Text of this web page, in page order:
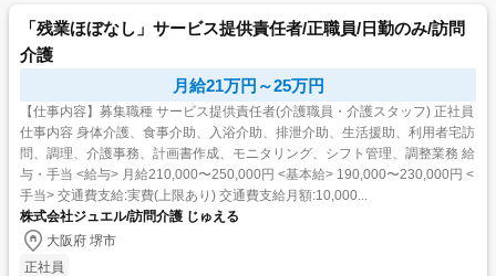
「残業ほぼなし」サービス提供責任者/正職員/日勤のみ/訪問
介護
月給21万円～25万円
【仕事内容】募集職種 サービス提供責任者(介護職員・介護スタッフ) 正社員
仕事内容 身体介護、食事介助、入浴介助、排泄介助、生活援助、利用者宅訪
問、調理、介護事務、計画書作成、モニタリング、シフト管理、調整業務 給
与・手当 <給与> 月給210,000〜250,000円 <基本給> 190,000〜230,000円 <
手当> 交通費支給:実費(上限あり) 交通費支給月額:10,000...
株式会社ジュエル/訪問介護 じゅえる
大阪府 堺市
正社員